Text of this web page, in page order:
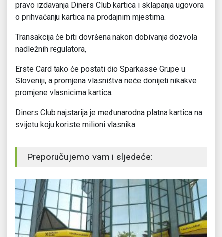
pravo izdavanja Diners Club kartica i sklapanja ugovora
o prihvaćanju kartica na prodajnim mjestima.
Transakcija će biti dovršena nakon dobivanja dozvola
nadležnih regulatora,
Erste Card tako će postati dio Sparkasse Grupe u
Sloveniji, a promjena vlasništva neće donijeti nikakve
promjene vlasnicima kartica.
Diners Club najstarija je međunarodna platna kartica na
svijetu koju koriste milioni vlasnika.
Preporučujemo vam i sljedeće: